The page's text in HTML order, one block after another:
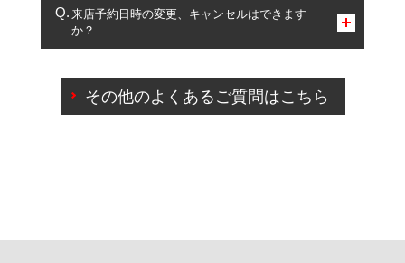
複数サービスのご予約は可能です。
一部の商品・サービスの組み合わせに限り、同時にご予約が
出来ないものもございます。
来店予約日時の変更、キャンセルはできます
か？
ご来店予約日の3営業日前を過ぎている場合のご予約
の日時変更につきましては、直接ご予約の店舗まで
その他のよくあるご質問はこちら